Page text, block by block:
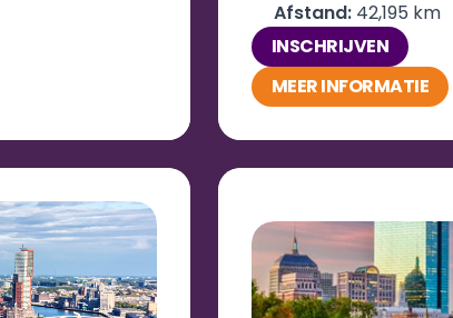
Afstand: 42,195 km
INSCHRIJVEN
MEER INFORMATIE